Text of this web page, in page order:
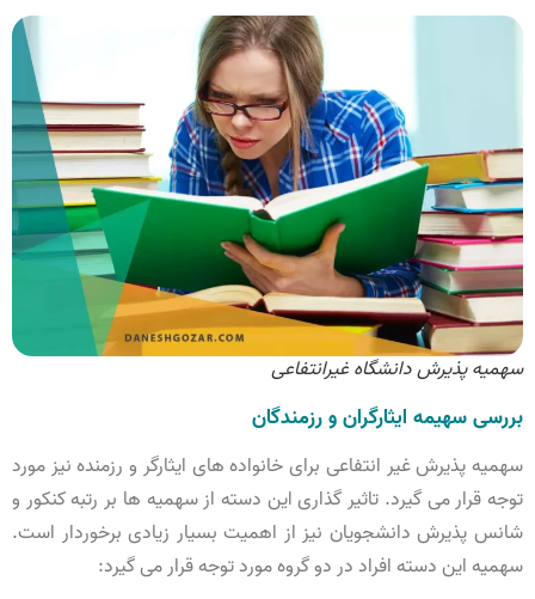
سهمیه پذیرش دانشگاه غیرانتفاعی
بررسی سهیمه ایثارگران و رزمندگان
سهمیه پذیرش غیر انتفاعی برای خانواده های ایثارگر و رزمنده نیز مورد
توجه قرار می گیرد. تاثیر گذاری این دسته از سهمیه ها بر رتبه کنکور و
شانس پذیرش دانشجویان نیز از اهمیت بسیار زیادی برخوردار است.
سهمیه این دسته افراد در دو گروه مورد توجه قرار می گیرد: